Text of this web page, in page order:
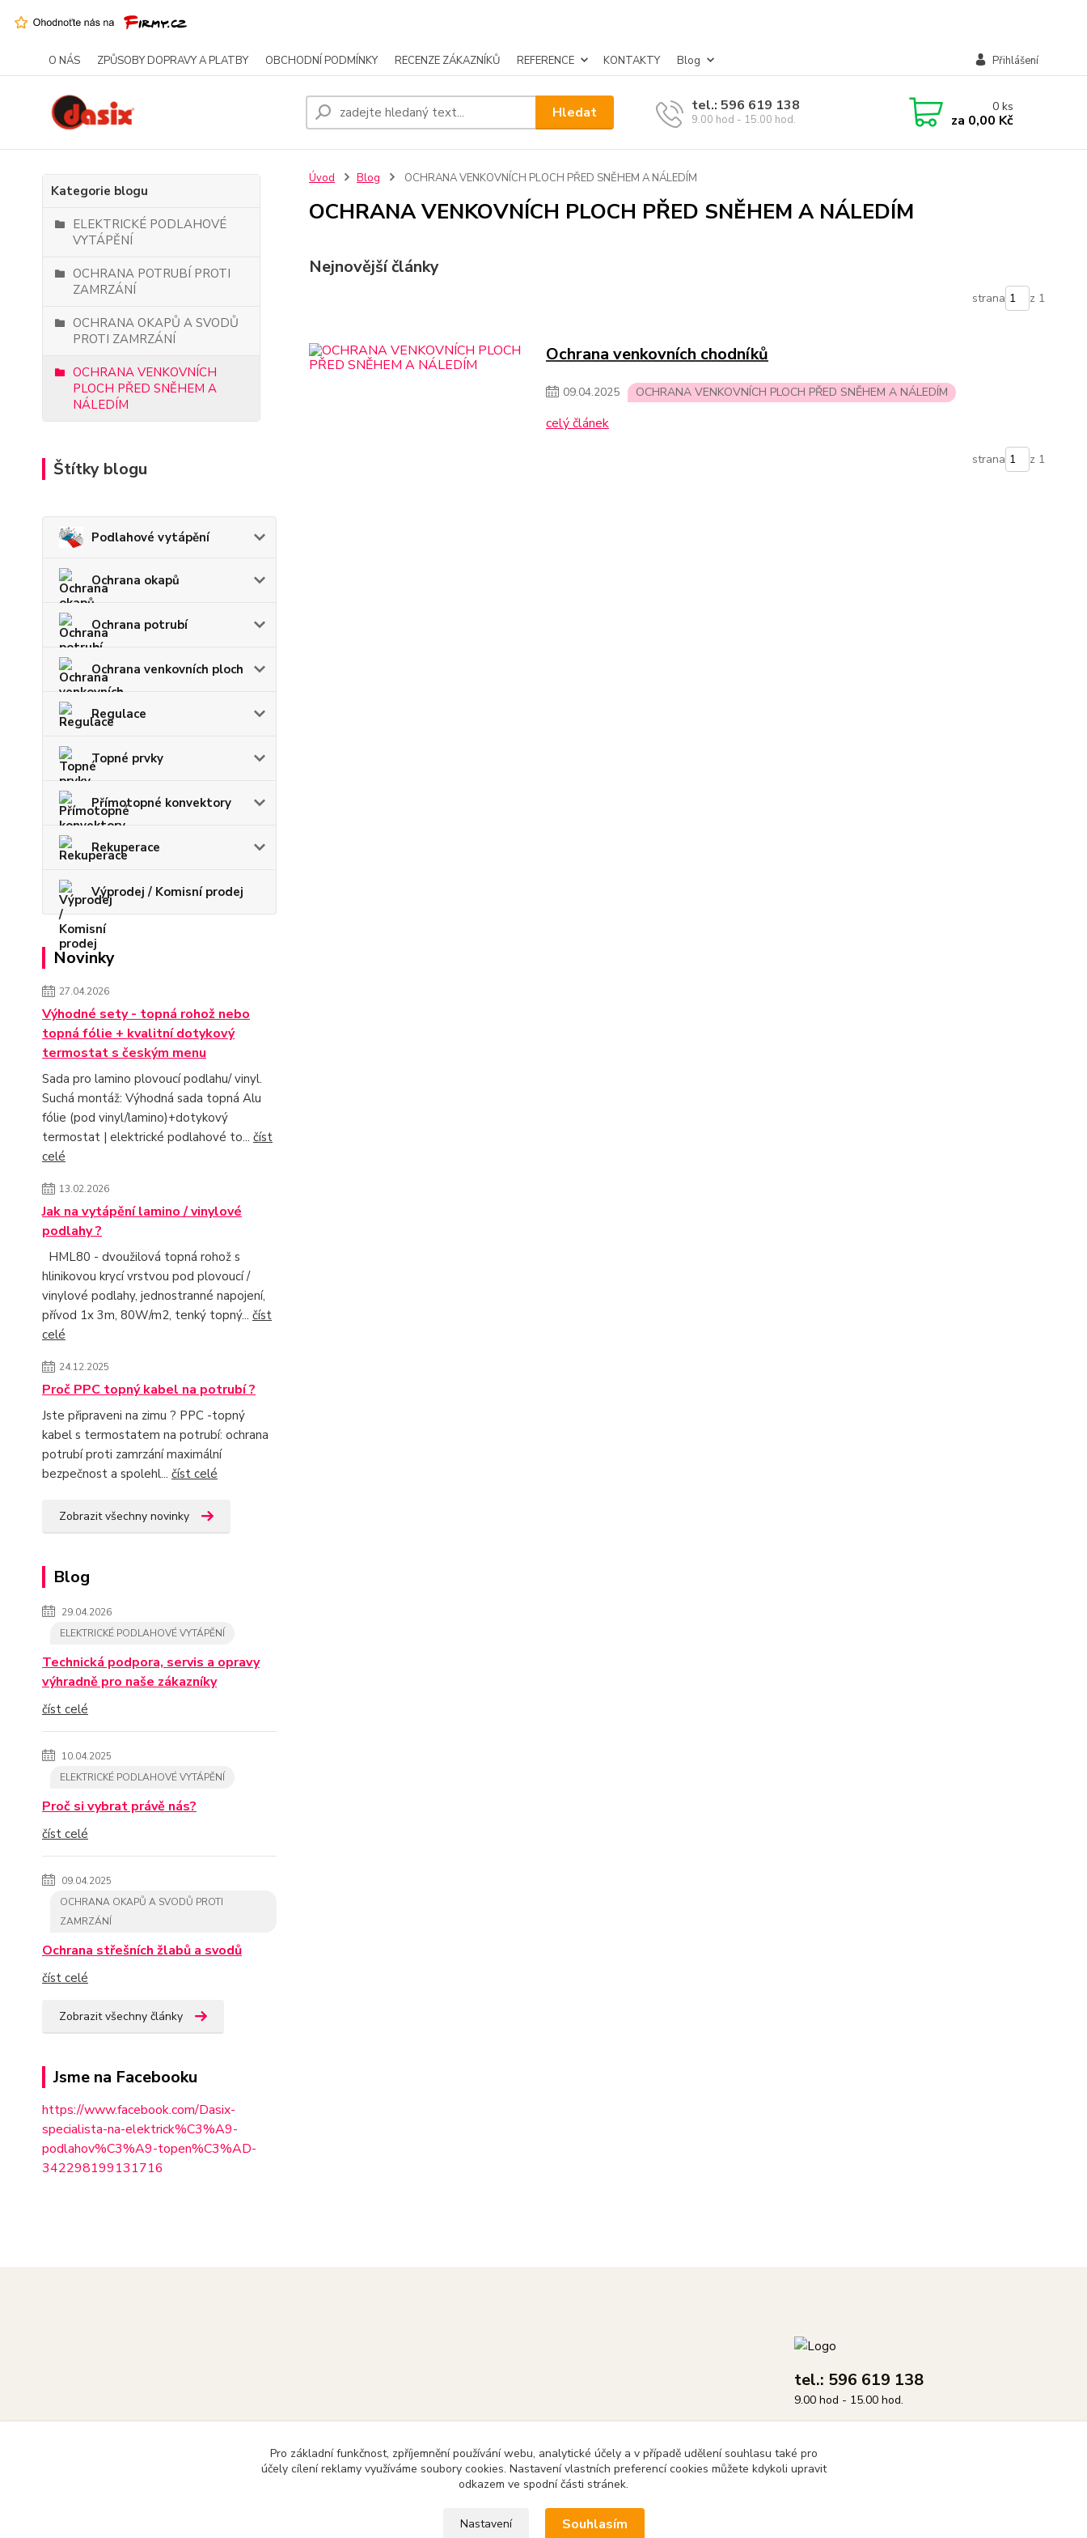
O NÁS ZPŮSOBY DOPRAVY A PLATBY OBCHODNÍ PODMÍNKY RECENZE ZÁKAZNÍKŮ REFERENCE KONTAKTY Blog Přihlášení
Hledat tel.: 596 619 138
9.00 hod - 15.00 hod.
0ks
za 0,00 Kč
Kategorie blogu
ELEKTRICKÉ PODLAHOVÉ
VYTÁPĚNÍ
OCHRANA POTRUBÍ PROTI
ZAMRZÁNÍ
OCHRANA OKAPŮ A SVODŮ
PROTI ZAMRZÁNÍ
OCHRANA VENKOVNÍCH
PLOCH PŘED SNĚHEM A
NÁLEDÍM
Štítky blogu
Podlahové vytápění
Ochrana okapů
Ochrana potrubí
Ochrana venkovních ploch
Regulace
Topné prvky
Přímotopné konvektory
Rekuperace
Výprodej / Komisní prodej
Novinky
27.04.2026
Výhodné sety - topná rohož nebo
topná fólie + kvalitní dotykový
termostat s českým menu
Sada pro lamino plovoucí podlahu/ vinyl.
Suchá montáž: Výhodná sada topná Alu
fólie (pod vinyl/lamino)+dotykový
termostat | elektrické podlahové to... číst
celé
13.02.2026
Jak na vytápění lamino / vinylové
podlahy ?
HML80 - dvoužilová topná rohož s
hlinikovou krycí vrstvou pod plovoucí /
vinylové podlahy, jednostranné napojení,
přívod 1x 3m, 80W/m2, tenký topný... číst
celé
24.12.2025
Proč PPC topný kabel na potrubí ?
Jste připraveni na zimu ? PPC -topný
kabel s termostatem na potrubí: ochrana
potrubí proti zamrzání maximální
bezpečnost a spolehl... číst celé
Zobrazit všechny novinky
Blog
29.04.2026
ELEKTRICKÉ PODLAHOVÉ VYTÁPĚNÍ
Technická podpora, servis a opravy
výhradně pro naše zákazníky
číst celé
10.04.2025
ELEKTRICKÉ PODLAHOVÉ VYTÁPĚNÍ
Proč si vybrat právě nás?
číst celé
09.04.2025
OCHRANA OKAPŮ A SVODŮ PROTI
ZAMRZÁNÍ
Ochrana střešních žlabů a svodů
číst celé
Zobrazit všechny články
Jsme na Facebooku
https://www.facebook.com/Dasix-
specialista-na-elektrick%C3%A9-
podlahov%C3%A9-topen%C3%AD-
342298199131716
Úvod Blog OCHRANA VENKOVNÍCH PLOCH PŘED SNĚHEM A NÁLEDÍM
OCHRANA VENKOVNÍCH PLOCH PŘED SNĚHEM A NÁLEDÍM
Nejnovější články
strana z 1
Ochrana venkovních chodníků
09.04.2025 OCHRANA VENKOVNÍCH PLOCH PŘED SNĚHEM A NÁLEDÍM
celý článek
strana z 1
tel.: 596 619 138
9.00 hod - 15.00 hod.
Pro základní funkčnost, zpříjemnění používání webu, analytické účely a v případě udělení souhlasu také pro
účely cílení reklamy využíváme soubory cookies. Nastavení vlastních preferencí cookies můžete kdykoli upravit
odkazem ve spodní části stránek.
Nastavení Souhlasím